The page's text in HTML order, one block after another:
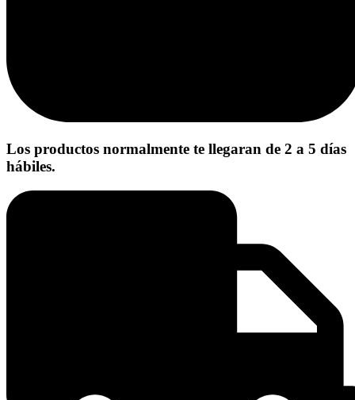
Los productos normalmente te llegaran de 2 a 5 días
hábiles.